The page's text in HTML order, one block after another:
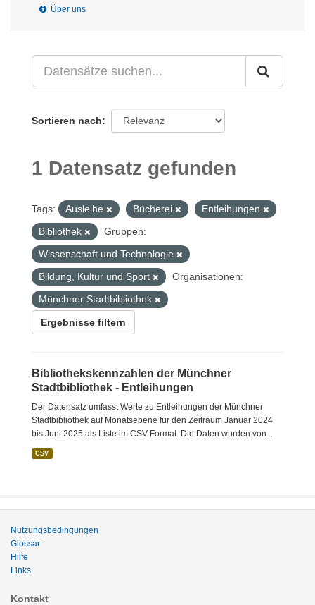
Über uns
Sortieren nach
1 Datensatz gefunden
Tags: Ausleihe Bücherei
Entleihungen
Bibliothek
Gruppen:
Wissenschaft und Technologie
Bildung, Kultur und Sport
Organisationen:
Münchner Stadtbibliothek
Ergebnisse filtern
Bibliothekskennzahlen der Münchner
Stadtbibliothek - Entleihungen
Der Datensatz umfasst Werte zu Entleihungen der Münchner
Stadtbibliothek auf Monatsebene für den Zeitraum Januar 2024
bis Juni 2025 als Liste im CSV-Format. Die Daten wurden von...
CSV
Nutzungsbedingungen
Glossar
Hilfe
Links
Kontakt